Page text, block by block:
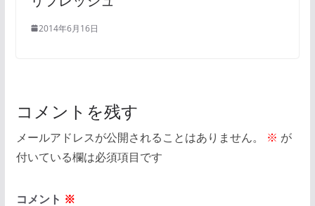
2014年6月16日
コメントを残す
メールアドレスが公開されることはありません。 ※ が
付いている欄は必須項目です
コメント ※